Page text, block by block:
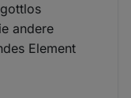
andere
Element